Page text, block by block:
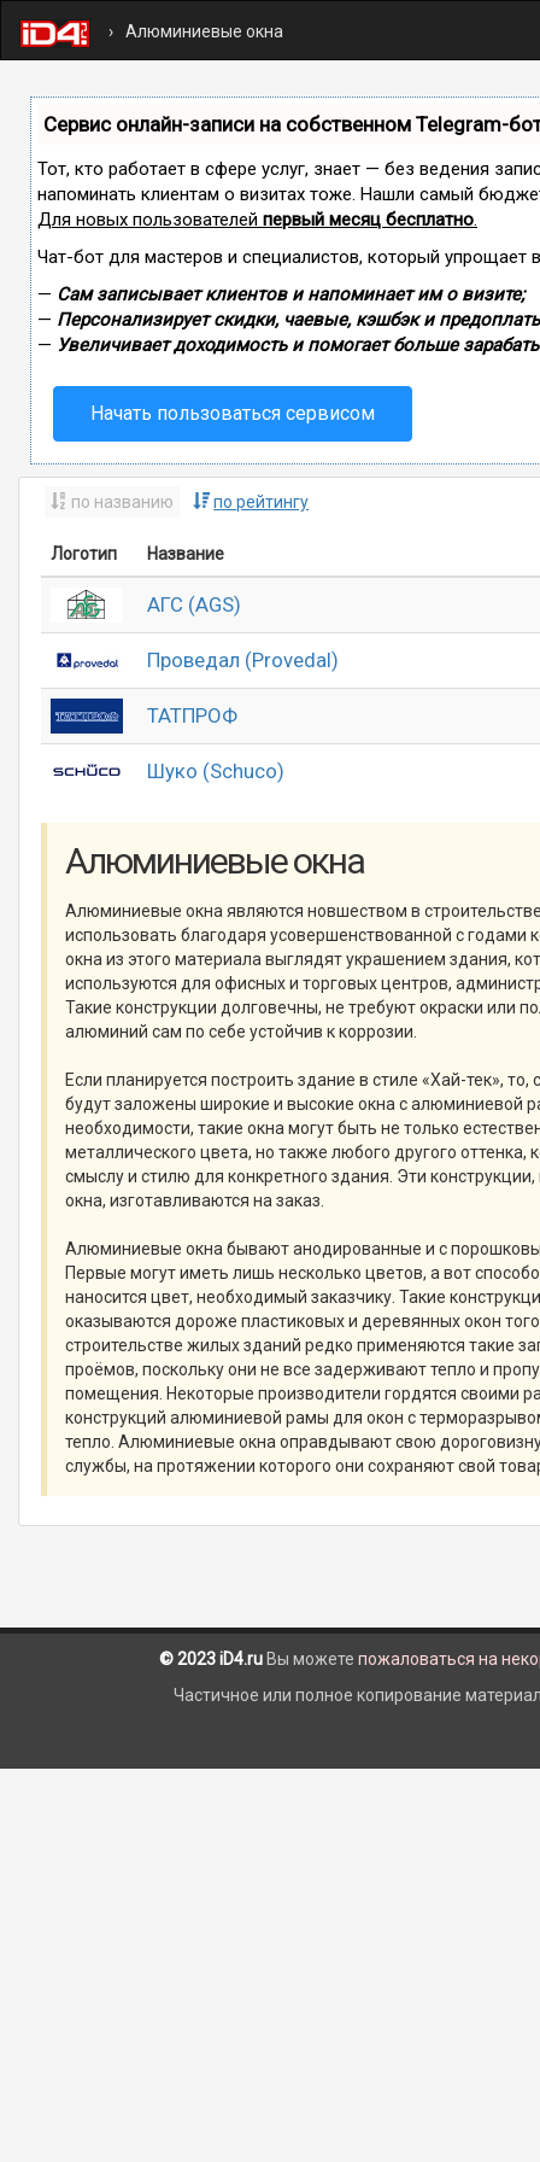
Алюминиевые окна
Сервис онлайн-записи на собственном Telegram-
Тот, кто работает в сфере услуг, знает — без ведения
напоминать клиентам о визитах тоже. Нашли самый
Для новых пользователей первый месяц бесплатно.
Чат-бот для мастеров и специалистов, который упрощает
— Сам записывает клиентов и напоминает им о визите;
— Персонализирует скидки, чаевые, кэшбэк и
— Увеличивает доходимость и помогает больше
Начать пользоваться сервисом
по названию по рейтингу
Логотип Название
АГС (AGS)
Проведал (Provedal)
ТАТПРОФ
Шуко (Schuco)
Алюминиевые окна
Алюминиевые окна являются новшеством в
использовать благодаря усовершенствованной с годами
окна из этого материала выглядят украшением здания,
используются для офисных и торговых центров,
Такие конструкции долговечны, не требуют окраски или
алюминий сам по себе устойчив к коррозии.
Если планируется построить здание в стиле «Хай-тек», то,
будут заложены широкие и высокие окна с алюминиевой
необходимости, такие окна могут быть не только
металлического цвета, но также любого другого оттенка,
смыслу и стилю для конкретного здания. Эти
окна, изготавливаются на заказ.
Алюминиевые окна бывают анодированные и с
Первые могут иметь лишь несколько цветов, а вот
наносится цвет, необходимый заказчику. Такие
оказываются дороже пластиковых и деревянных окон
строительстве жилых зданий редко применяются такие
проёмов, поскольку они не все задерживают тепло и
помещения. Некоторые производители гордятся своими
конструкций алюминиевой рамы для окон с
тепло. Алюминиевые окна оправдывают свою
службы, на протяжении которого они сохраняют свой
© 2023 iD4.ru Вы можете пожаловаться на
Частичное или полное копирование